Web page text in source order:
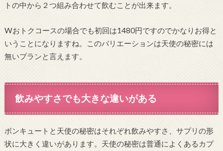
トの中から２つ組み合わせて飲むことが出来ます。
Wおトクコースの場合でも初回は1480円ですのでかなりお得と
いうことになりますね。このバリエーションは天使の秘密には
無いプランと言えます。
飲みやすさでも大きな違いがある
ボンキュートと天使の秘密はそれぞれ飲みやすさ、サプリの形
状に大きく違いがあります。天使の秘密は普通によくあるカプ